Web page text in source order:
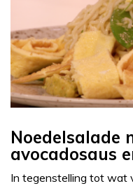
Noedelsalade
avocadosaus
In tegenstelling tot wat